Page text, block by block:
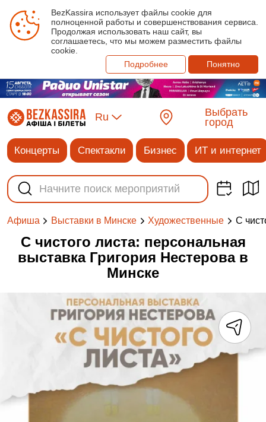
BezKassira использует файлы cookie для
полноценной работы и совершенствования сервиса.
Продолжая использовать наш сайт, вы
соглашаетесь, что мы можем разместить файлы
cookie.
Подробнее
Понятно
Ru
Выбрать
город
Концерты Спектакли Бизнес ИТ и интернет
Афиша Выставки в Минске Художественные С
С чистого листа: персональная
выставка Григория Нестерова в
Минске